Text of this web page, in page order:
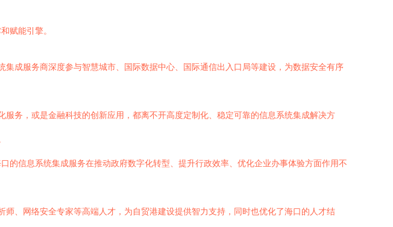
赋能引擎。
成服务商深度参与智慧城市、国际数据中心、国际通信出入口局等建设，为数据安全有序
务，或是金融科技的创新应用，都离不开高度定制化、稳定可靠的信息系统集成解决方
的信息系统集成服务在推动政府数字化转型、提升行政效率、优化企业办事体验方面作用不
、网络安全专家等高端人才，为自贸港建设提供智力支持，同时也优化了海口的人才结